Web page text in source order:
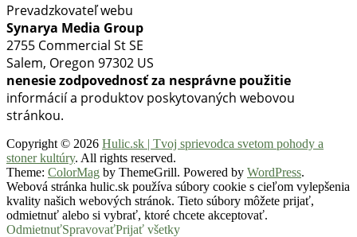
Prevadzkovateľ webu
Synarya Media Group
2755 Commercial St SE
Salem, Oregon 97302 US
nenesie zodpovednosť za nesprávne použitie
informácií a produktov poskytovaných webovou
stránkou.
Copyright © 2026 Hulic.sk | Tvoj sprievodca svetom pohody a
stoner kultúry. All rights reserved.
Theme: ColorMag by ThemeGrill. Powered by WordPress.
Webová stránka hulic.sk používa súbory cookie s cieľom vylepšenia
kvality našich webových stránok. Tieto súbory môžete prijať,
odmietnuť alebo si vybrať, ktoré chcete akceptovať.
OdmietnuťSpravovaťPrijať všetky